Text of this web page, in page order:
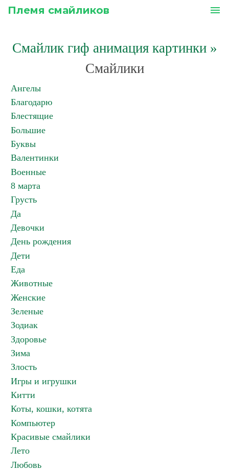
Племя смайликов menu
Смайлик гиф анимация картинки»
Смайлики
Ангелы
Благодарю
Блестящие
Большие
Буквы
Валентинки
Военные
8 марта
Грусть
Да
Девочки
День рождения
Дети
Еда
Животные
Женские
Зеленые
Зодиак
Здоровье
Зима
Злость
Игры и игрушки
Китти
Коты, кошки, котята
Компьютер
Красивые смайлики
Лето
Любовь